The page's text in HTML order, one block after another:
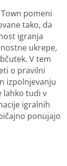
pomeni
tako, da
igranja
ukrepe,
V tem
o pravilni
izpolnjevanju
lahko tudi v
igralnih
ponujajo